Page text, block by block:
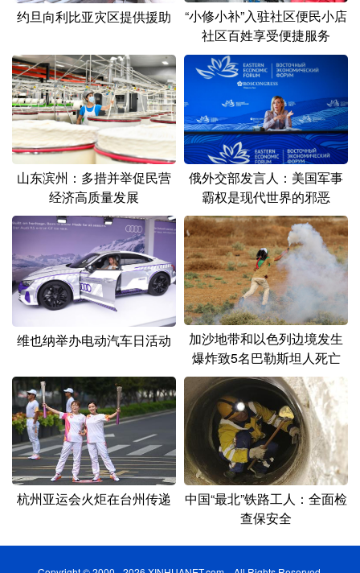
多语种频道
English Español Français
Русский язык 日本語 한국어
Deutsch Português
约旦向利比亚灾区提供援助
“小修小补”入驻社区便民小店
社区百姓享受便捷服务
山东滨州：多措并举促民营
经济高质量发展
俄外交部发言人：美国军事
霸权是现代世界的邪恶
维也纳举办电动汽车日活动
加沙地带和以色列边境发生
爆炸致5名巴勒斯坦人死亡
杭州亚运会火炬在台州传递
中国“最北”铁路工人：全面检
查保安全